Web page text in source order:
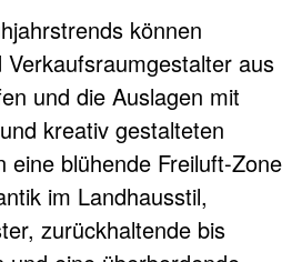
können
aus
und die Auslagen mit
kreativ gestalteten
eine blühende Freiluft-Zone
im Landhausstil,
zurückhaltende bis